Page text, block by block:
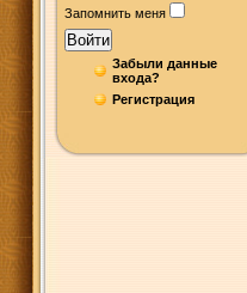
Запомнить меня
Войти
Забыли данные
входа?
Регистрация